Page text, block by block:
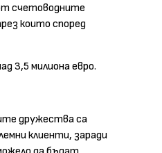
счетоводните
които според
3,5 милиона евро.
дружества са
клиенти, заради